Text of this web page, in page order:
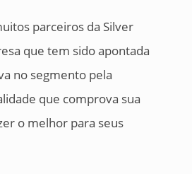
parceiros da Silver
que tem sido apontada
no segmento pela
que comprova sua
o melhor para seus